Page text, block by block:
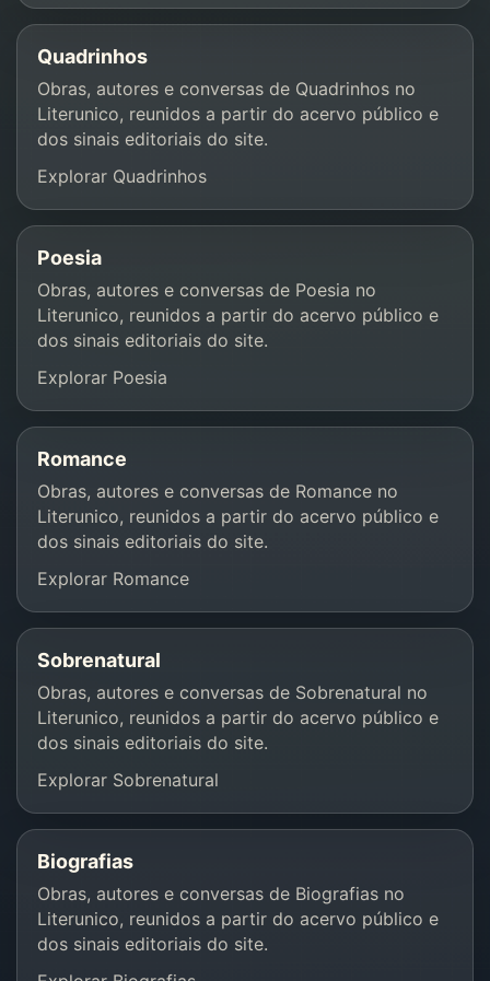
Quadrinhos
Obras, autores e conversas de Quadrinhos no
Literunico, reunidos a partir do acervo público e
dos sinais editoriais do site.
Explorar Quadrinhos
Poesia
Obras, autores e conversas de Poesia no
Literunico, reunidos a partir do acervo público e
dos sinais editoriais do site.
Explorar Poesia
Romance
Obras, autores e conversas de Romance no
Literunico, reunidos a partir do acervo público e
dos sinais editoriais do site.
Explorar Romance
Sobrenatural
Obras, autores e conversas de Sobrenatural no
Literunico, reunidos a partir do acervo público e
dos sinais editoriais do site.
Explorar Sobrenatural
Biografias
Obras, autores e conversas de Biografias no
Literunico, reunidos a partir do acervo público e
dos sinais editoriais do site.